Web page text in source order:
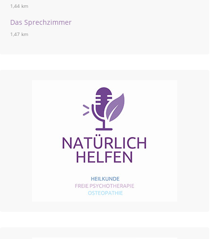
1,44 km
Das Sprechzimmer
1,47 km